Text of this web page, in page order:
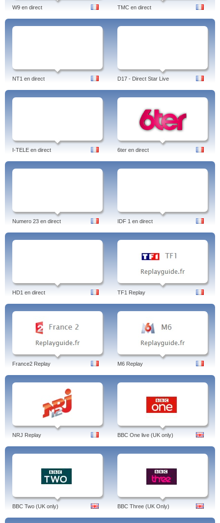
W9 en direct TMC en direct
NT1 en direct D17 - Direct Star Live
I-TELE en direct 6ter en direct
Numero 23 en direct IDF 1 en direct
HD1 en direct TF1 Replay
France2 Replay M6 Replay
NRJ Replay BBC One live (UK only)
BBC Two (UK only) BBC Three (UK Only)